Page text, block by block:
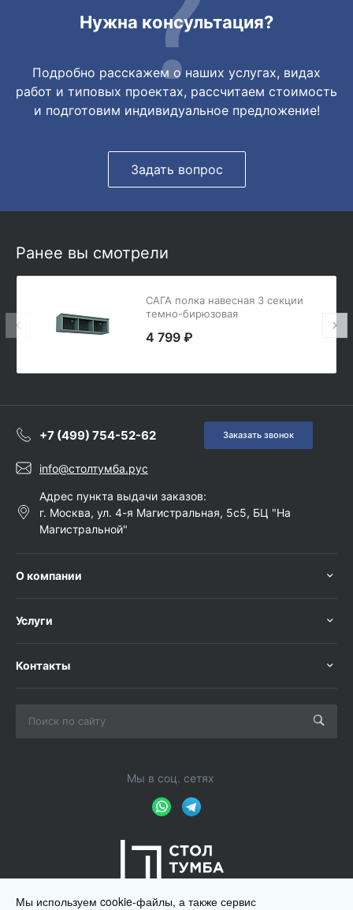
Нужна консультация?
Подробно расскажем о наших услугах, видах
работ и типовых проектах, рассчитаем стоимость
и подготовим индивидуальное предложение!
Задать вопрос
Ранее вы смотрели
САГА полка навесная 3 секции
темно-бирюзовая
4 799 ₽
+7 (499) 754-52-62 Заказать звонок
info@столтумба.рус
Адрес пункта выдачи заказов:
г. Москва, ул. 4-я Магистральная, 5с5, БЦ "На
Магистральной"
О компании
Услуги
Контакты
Мы в соц. сетях
Мы используем cookie-файлы, а также сервис